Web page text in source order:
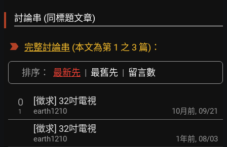
討論串 (同標題文章)
完整討論串 (本文為第 1 之 3 篇)：
排序： 最新先 | 最舊先 | 留言數
0
1
[徵求] 32吋電視
earth1210 10月前, 09/21
[徵求] 32吋電視
earth1210 1年前, 08/03